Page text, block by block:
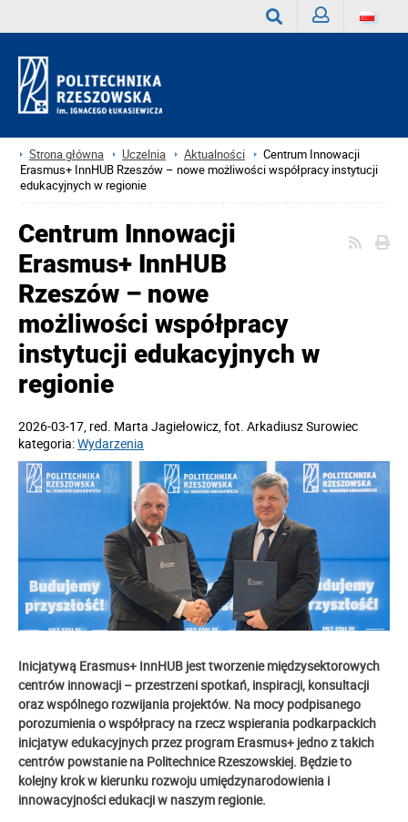
Strona główna Uczelnia Aktualności
Centrum Innowacji
Erasmus+ InnHUB Rzeszów – nowe możliwości współpracy instytucji
edukacyjnych w regionie
Centrum Innowacji
Erasmus+ InnHUB
Rzeszów – nowe
możliwości współpracy
instytucji edukacyjnych w
regionie
2026-03-17, red. Marta Jagiełowicz, fot. Arkadiusz Surowiec
kategoria:Wydarzenia
Inicjatywą Erasmus+ InnHUB jest tworzenie międzysektorowych
centrów innowacji – przestrzeni spotkań, inspiracji, konsultacji
oraz wspólnego rozwijania projektów. Na mocy podpisanego
porozumienia o współpracy na rzecz wspierania podkarpackich
inicjatyw edukacyjnych przez program Erasmus+ jedno z takich
centrów powstanie na Politechnice Rzeszowskiej. Będzie to
kolejny krok w kierunku rozwoju umiędzynarodowienia i
innowacyjności edukacji w naszym regionie.